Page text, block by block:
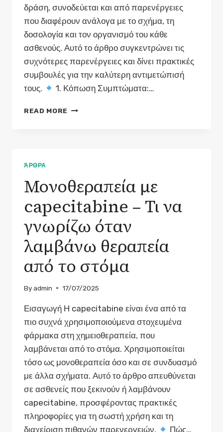
δράση, συνοδεύεται και από παρενέργειες
που διαφέρουν ανάλογα με το σχήμα, τη
δοσολογία και τον οργανισμό του κάθε
ασθενούς. Αυτό το άρθρο συγκεντρώνει τις
συχνότερες παρενέργειες και δίνει πρακτικές
συμβουλές για την καλύτερη αντιμετώπισή
τους.
1. Κόπωση Συμπτώματα:…
READ MORE ΠΑΡΕΝΈΡΓΕΙΕΣ
ΧΗΜΕΙΟΘΕΡΑΠΕΊΑ
ΆΡΘΡΑ
Μονοθεραπεία με
capecitabine – Τι να
γνωρίζω όταν
λαμβάνω θεραπεία
από το στόμα
Byadmin 17/07/2025
Εισαγωγή Η capecitabine είναι ένα από τα
πιο συχνά χρησιμοποιούμενα στοχευμένα
φάρμακα στη χημειοθεραπεία, που
λαμβάνεται από το στόμα. Χρησιμοποιείται
τόσο ως μονοθεραπεία όσο και σε συνδυασμό
με άλλα σχήματα. Αυτό το άρθρο απευθύνεται
σε ασθενείς που ξεκινούν ή λαμβάνουν
capecitabine, προσφέροντας πρακτικές
πληροφορίες για τη σωστή χρήση και τη
διαχείριση πιθανών παρενεργειών.
Πώς…